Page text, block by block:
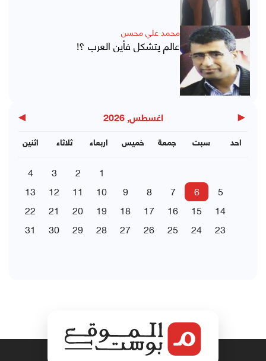
محمد علي محسن
عالم يتشكل فأين العرب ؟!
◀ اغسطس, 2026 ▶
اثنين ثلاثاء اربعاء خميس جمعة سبت احد
1
2
3
4
5
6
7
8
9
10
11
12
13
14
15
16
17
18
19
20
21
22
23
24
25
26
27
28
29
30
31